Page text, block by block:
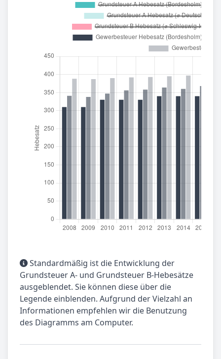
Standardmäßig ist die Entwicklung der
Grundsteuer A- und Grundsteuer B-Hebesätze
ausgeblendet. Sie können diese über die
Legende einblenden. Aufgrund der Vielzahl an
Informationen empfehlen wir die Benutzung
des Diagramms am Computer.